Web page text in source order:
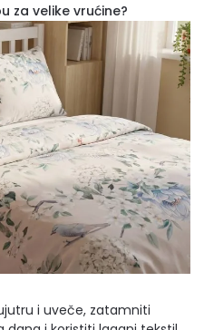
za velike vrućine?
i uveče, zatamniti